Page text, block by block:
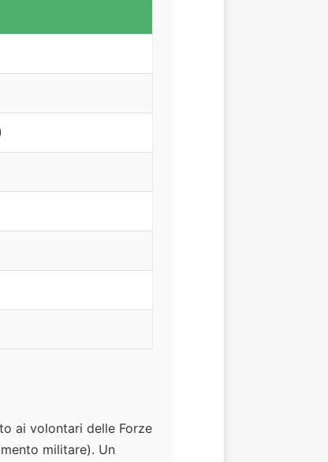
ai volontari delle Forze
militare). Un